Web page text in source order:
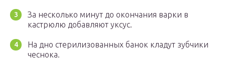
За несколько минут до окончания варки в
кастрюлю добавляют уксус.
На дно стерилизованных банок кладут зубчики
чеснока.